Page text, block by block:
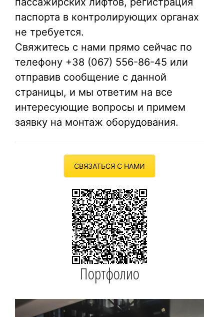
паспорта в контролирующих органах
не требуется.
Свяжитесь с нами прямо сейчас по
телефону +38 (067) 556-86-45 или
отправив сообщение с данной
страницы, и мы ответим на все
интересующие вопросы и примем
заявку на монтаж оборудования.
СВЯЗАТЬСЯ С НАМИ
Портфолио